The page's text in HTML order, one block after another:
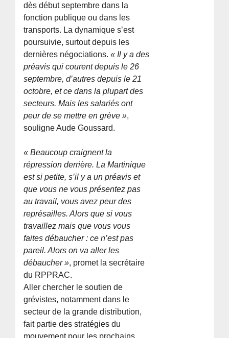
dès début septembre dans la
fonction publique ou dans les
transports. La dynamique s’est
poursuivie, surtout depuis les
dernières négociations.« Il y a des
préavis qui courent depuis le 26
septembre, d’autres depuis le 21
octobre, et ce dans la plupart des
secteurs. Mais les salariés ont
peur de se mettre en grève »,
souligne Aude Goussard.
« Beaucoup craignent la
répression derrière. La Martinique
est si petite, s’il y a un préavis et
que vous ne vous présentez pas
au travail, vous avez peur des
représailles. Alors que si vous
travaillez mais que vous vous
faites débaucher : ce n’est pas
pareil. Alors on va aller les
débaucher », promet la secrétaire
du RPPRAC.
Aller chercher le soutien de
grévistes, notamment dans le
secteur de la grande distribution,
fait partie des stratégies du
mouvement pour les prochains